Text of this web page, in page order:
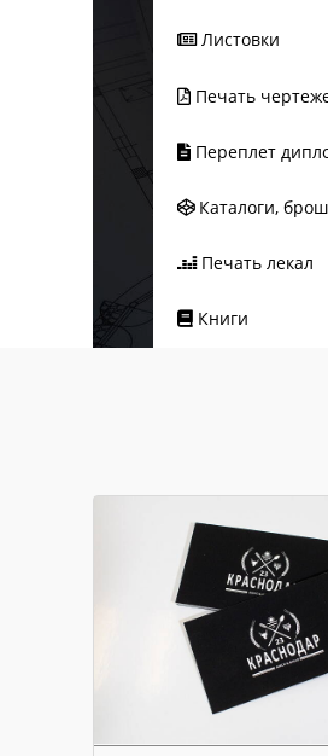
Листовки
Печать
Переплет
Каталоги,
Печать лекал
Книги